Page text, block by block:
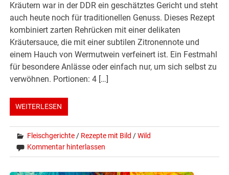
Kräutern war in der DDR ein geschätztes Gericht und steht
auch heute noch für traditionellen Genuss. Dieses Rezept
kombiniert zarten Rehrücken mit einer delikaten
Kräutersauce, die mit einer subtilen Zitronennote und
einem Hauch von Wermutwein verfeinert ist. Ein Festmahl
für besondere Anlässe oder einfach nur, um sich selbst zu
verwöhnen. Portionen: 4 […]
WEITERLESEN
Fleischgerichte / Rezepte mit Bild /Wild
Kommentar hinterlassen